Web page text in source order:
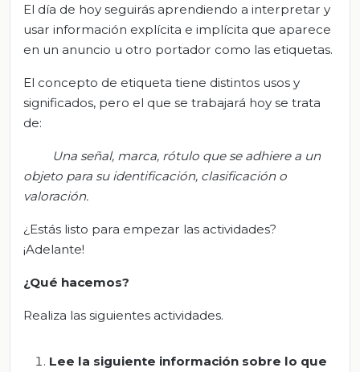
El día de hoy seguirás aprendiendo a interpretar y
usar información explícita e implícita que aparece
en un anuncio u otro portador como las etiquetas.
El concepto de etiqueta tiene distintos usos y
significados, pero el que se trabajará hoy se trata
de:
Una señal, marca, rótulo que se adhiere a un
objeto para su identificación, clasificación o
valoración.
¿Estás listo para empezar las actividades?
¡Adelante!
¿Qué hacemos?
Realiza las siguientes actividades.
Lee la siguiente información sobre lo que